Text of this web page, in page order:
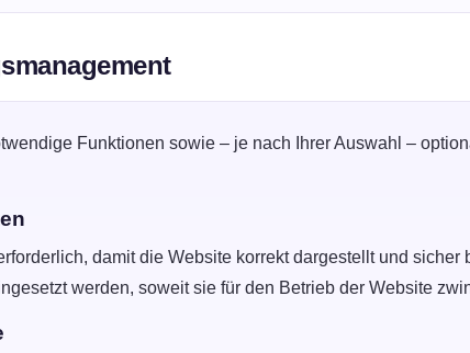
Funktionen sowie – je nach Ihrer Auswahl –
damit die Website korrekt dargestellt und
werden, soweit sie für den Betrieb der Website